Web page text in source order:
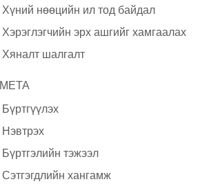
Хүний нөөцийн ил тод байдал
Хэрэглэгчийн эрх ашгийг хамгаалах
Хяналт шалгалт
МЕТА
Бүртгүүлэх
Нэвтрэх
Бүртгэлийн тэжээл
Сэтгэгдлийн хангамж